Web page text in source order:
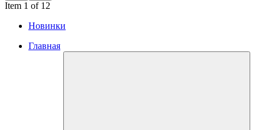
Item 1 of 12
Новинки
Главная